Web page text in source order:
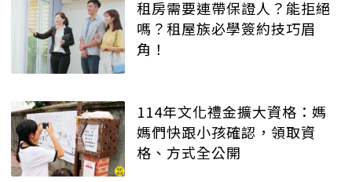
租房需要連帶保證人？能拒絕
嗎？租屋族必學簽約技巧眉
角！
114年文化禮金擴大資格：媽
媽們快跟小孩確認，領取資
格、方式全公開